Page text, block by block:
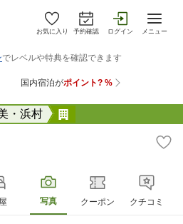
お気に入り 予約確認 ログイン メニュー
・浜村
写真 クーポン クチコミ